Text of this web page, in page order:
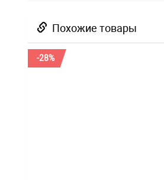
Похожие товары
-28%